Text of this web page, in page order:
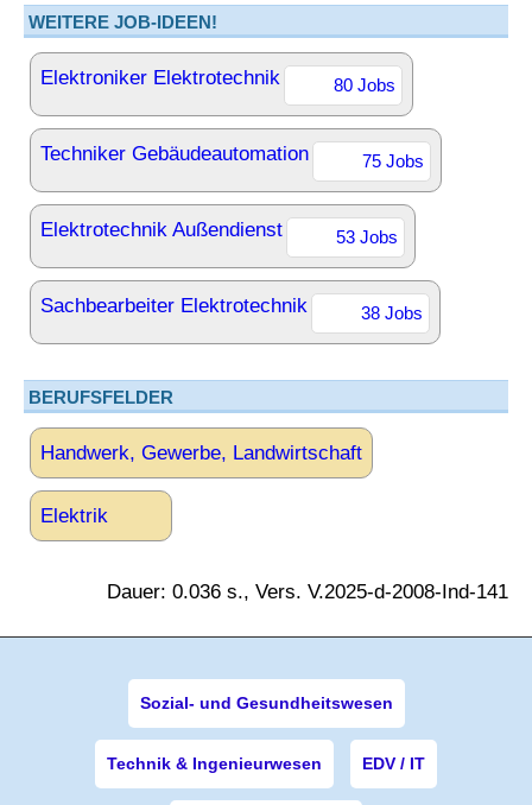
WEITERE JOB-IDEEN!
Elektroniker Elektrotechnik 80 Jobs
Techniker Gebäudeautomation 75 Jobs
Elektrotechnik Außendienst 53 Jobs
Sachbearbeiter Elektrotechnik 38 Jobs
BERUFSFELDER
Handwerk, Gewerbe, Landwirtschaft
Elektrik
Dauer: 0.036 s., Vers. V.2025-d-2008-Ind-141
Sozial- und Gesundheitswesen
Technik & Ingenieurwesen EDV / IT